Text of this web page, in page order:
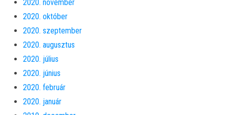
2020. november
2020. október
2020. szeptember
2020. augusztus
2020. július
2020. június
2020. február
2020. január